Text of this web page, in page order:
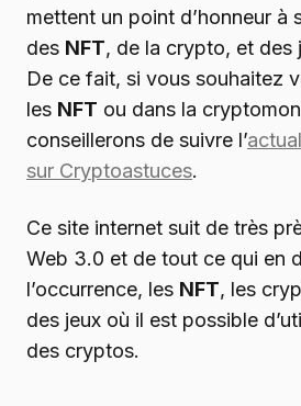
mettent un point d’honneur à
des NFT, de la crypto, et des
De ce fait, si vous souhaitez
les NFT ou dans la
conseillerons de suivre l’
sur Cryptoastuces.
Ce site internet suit de très
Web 3.0 et de tout ce qui en
l’occurrence, les NFT, les
des jeux où il est possible
des cryptos.